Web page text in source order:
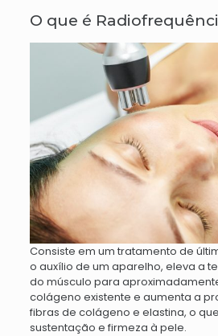
O que é
Consiste em um tratamento de
o auxílio de um aparelho, eleva a
do músculo para
colágeno existente e aumenta a
fibras de colágeno e elastina, o
sustentação e firmeza à pele.